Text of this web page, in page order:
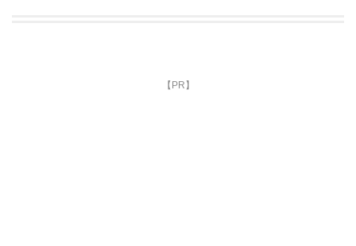
【PR】